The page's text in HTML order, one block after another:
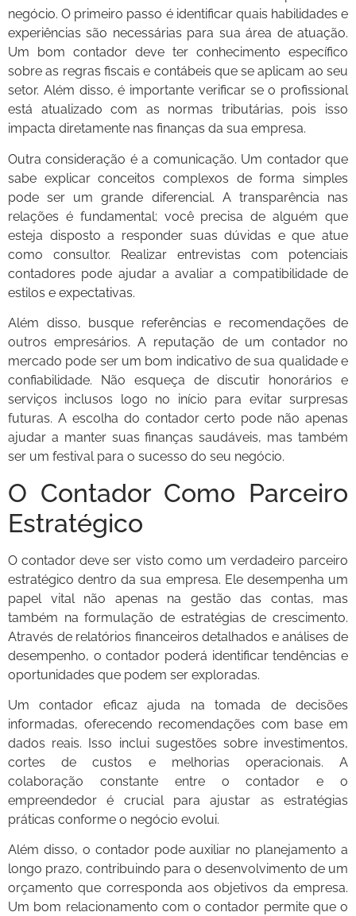
negócio. O primeiro passo é identificar quais habilidades e
experiências são necessárias para sua área de atuação.
Um bom contador deve ter conhecimento específico
sobre as regras fiscais e contábeis que se aplicam ao seu
setor. Além disso, é importante verificar se o profissional
está atualizado com as normas tributárias, pois isso
impacta diretamente nas finanças da sua empresa.
Outra consideração é a comunicação. Um contador que
sabe explicar conceitos complexos de forma simples
pode ser um grande diferencial. A transparência nas
relações é fundamental; você precisa de alguém que
esteja disposto a responder suas dúvidas e que atue
como consultor. Realizar entrevistas com potenciais
contadores pode ajudar a avaliar a compatibilidade de
estilos e expectativas.
Além disso, busque referências e recomendações de
outros empresários. A reputação de um contador no
mercado pode ser um bom indicativo de sua qualidade e
confiabilidade. Não esqueça de discutir honorários e
serviços inclusos logo no início para evitar surpresas
futuras. A escolha do contador certo pode não apenas
ajudar a manter suas finanças saudáveis, mas também
ser um festival para o sucesso do seu negócio.
O Contador Como Parceiro
Estratégico
O contador deve ser visto como um verdadeiro parceiro
estratégico dentro da sua empresa. Ele desempenha um
papel vital não apenas na gestão das contas, mas
também na formulação de estratégias de crescimento.
Através de relatórios financeiros detalhados e análises de
desempenho, o contador poderá identificar tendências e
oportunidades que podem ser exploradas.
Um contador eficaz ajuda na tomada de decisões
informadas, oferecendo recomendações com base em
dados reais. Isso inclui sugestões sobre investimentos,
cortes de custos e melhorias operacionais. A
colaboração constante entre o contador e o
empreendedor é crucial para ajustar as estratégias
práticas conforme o negócio evolui.
Além disso, o contador pode auxiliar no planejamento a
longo prazo, contribuindo para o desenvolvimento de um
orçamento que corresponda aos objetivos da empresa.
Um bom relacionamento com o contador permite que o